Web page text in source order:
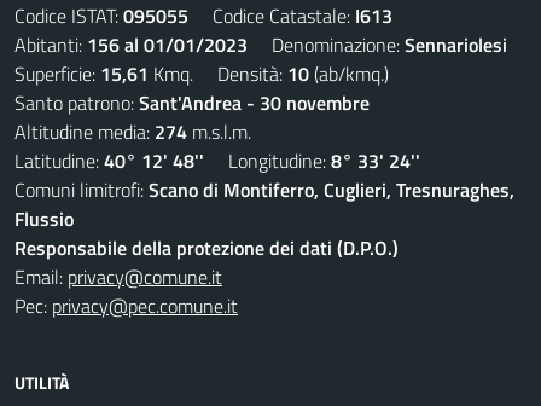
Codice ISTAT:095055 Codice Catastale: I613
Abitanti: 156 al 01/01/2023 Denominazione:Sennariolesi
Superficie: 15,61 Kmq. Densità: 10(ab/kmq.)
Santo patrono:Sant'Andrea - 30 novembre
Altitudine media: 274 m.s.l.m.
Latitudine:40° 12' 48'' Longitudine:8° 33' 24''
Comuni limitrofi:Scano di Montiferro, Cuglieri, Tresnuraghes,
Flussio
Responsabile della protezione dei dati (D.P.O.)
Email: privacy@comune.it
Pec: privacy@pec.comune.it
UTILITÀ